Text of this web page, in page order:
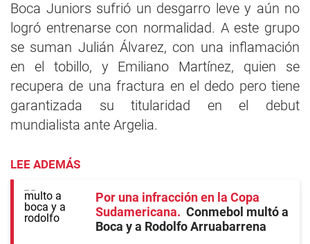
Boca Juniors sufrió un desgarro leve y aún no
logró entrenarse con normalidad. A este grupo
se suman Julián Álvarez, con una inflamación
en el tobillo, y Emiliano Martínez, quien se
recupera de una fractura en el dedo pero tiene
garantizada su titularidad en el debut
mundialista ante Argelia.
LEE ADEMÁS
Por una infracción en la Copa
Sudamericana
Conmebol multó a
Boca y a Rodolfo Arruabarrena